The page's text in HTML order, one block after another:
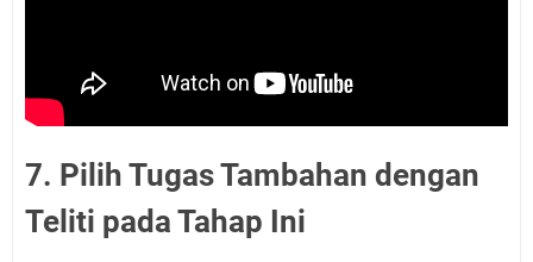
7. Pilih Tugas Tambahan dengan
Teliti pada Tahap Ini